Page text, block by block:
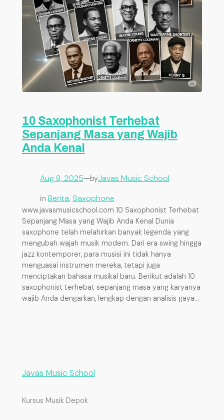
10 Saxophonist Terhebat
Sepanjang Masa yang Wajib
Anda Kenal
Aug 8, 2025—byJavas Music School
in Berita, Saxophone
www.javasmusicschool.com 10 Saxophonist Terhebat
Sepanjang Masa yang Wajib Anda Kenal Dunia
saxophone telah melahirkan banyak legenda yang
mengubah wajah musik modern. Dari era swing hingga
jazz kontemporer, para musisi ini tidak hanya
menguasai instrumen mereka, tetapi juga
menciptakan bahasa musikal baru. Berikut adalah 10
saxophonist terhebat sepanjang masa yang karyanya
wajib Anda dengarkan, lengkap dengan analisis gaya…
Javas Music School
Kursus Musik Depok